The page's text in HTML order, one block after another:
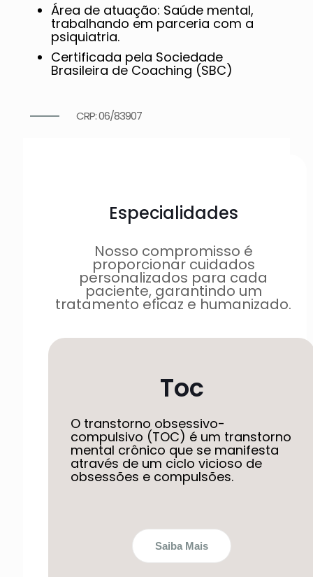
Área de atuação: Saúde mental,
trabalhando em parceria com a
psiquiatria.
Certificada pela Sociedade
Brasileira de Coaching (SBC)
CRP: 06/83907
Especialidades
Nosso compromisso é
proporcionar cuidados
personalizados para cada
paciente, garantindo um
tratamento eficaz e humanizado.
Toc
O transtorno obsessivo-
compulsivo (TOC) é um transtorno
mental crônico que se manifesta
através de um ciclo vicioso de
obsessões e compulsões.
Saiba Mais